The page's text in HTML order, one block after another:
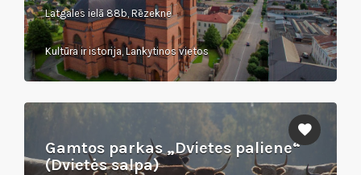
Latgales ielā 88b, Rēzekne
Kultūra ir istorija, Lankytinos vietos
Gamtos parkas „Dvietes paliene“
(Dvietės salpa)